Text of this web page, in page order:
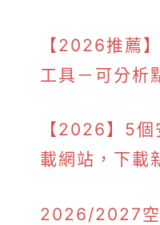
【2026推薦
工具－可分析
【2026】5
載網站，下載
2026/2027空